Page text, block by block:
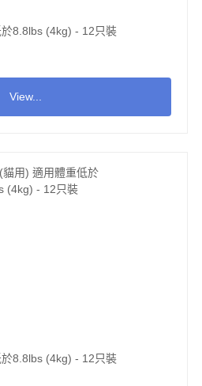
8.8lbs (4kg) - 12只裝
View...
8.8lbs (4kg) - 12只裝